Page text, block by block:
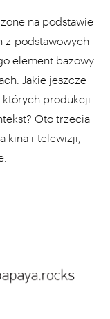
na podstawie
z podstawowych
element bazowy
Jakie jeszcze
których produkcji
Oto trzecia
kina i telewizji,